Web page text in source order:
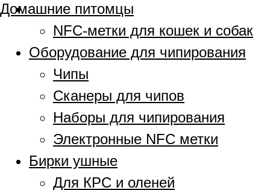
Домашние питомцы
NFC-метки для кошек и собак
Оборудование для чипирования
Чипы
Сканеры для чипов
Наборы для чипирования
Электронные NFC метки
Бирки ушные
Для КРС и оленей